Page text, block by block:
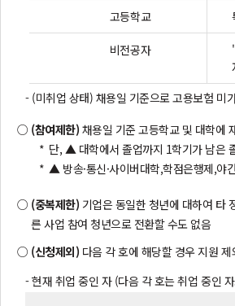
고등학교
비전공자
- (미취업 상태) 채용일 기준으로 고용보험 미
(참여제한) 채용일 기준 고등학교 및 대학에
단, ▲ 대학에서 졸업까지 1학기가 남은
▲ 방송·통신·사이버대학,학점은행제,야
(중복제한) 기업은 동일한 청년에 대하여 타
른 사업 참여 청년으로 전환할 수도 없음
(신청제외) 다음 각 호에 해당할 경우 지원 제
- 현재 취업 중인 자 (다음 각 호는 취업 중인